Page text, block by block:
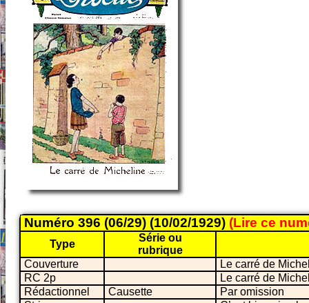
Numéro 396 (06/29) (10/02/1929) (Lire ce
Type
Série ou
rubrique
Couverture
Le carré de
RC 2p
Le carré de
Rédactionnel
Causette
Par omission